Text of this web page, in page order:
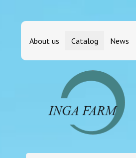
About us Catalog News